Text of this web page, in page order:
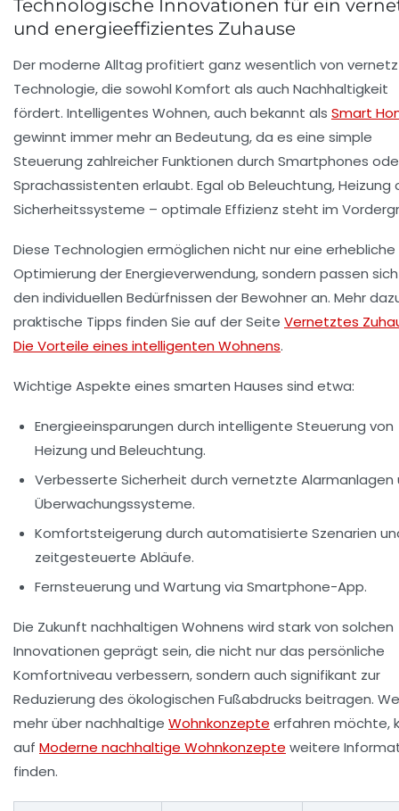
Technologische Innovationen für ein
und energieeffizientes Zuhause
Der moderne Alltag profitiert ganz wesentlich von
Technologie, die sowohl Komfort als auch Nachhaltigkeit
fördert. Intelligentes Wohnen, auch bekannt als Smart
gewinnt immer mehr an Bedeutung, da es eine simple
Steuerung zahlreicher Funktionen durch Smartphones
Sprachassistenten erlaubt. Egal ob Beleuchtung, Heizung
Sicherheitssysteme – optimale Effizienz steht im
Diese Technologien ermöglichen nicht nur eine erhebliche
Optimierung der Energieverwendung, sondern passen
den individuellen Bedürfnissen der Bewohner an. Mehr
praktische Tipps finden Sie auf der Seite Vernetztes
Die Vorteile eines intelligenten Wohnens.
Wichtige Aspekte eines smarten Hauses sind etwa:
Energieeinsparungen durch intelligente Steuerung von
Heizung und Beleuchtung.
Verbesserte Sicherheit durch vernetzte Alarmanlagen
Überwachungssysteme.
Komfortsteigerung durch automatisierte Szenarien
zeitgesteuerte Abläufe.
Fernsteuerung und Wartung via Smartphone-App.
Die Zukunft nachhaltigen Wohnens wird stark von solchen
Innovationen geprägt sein, die nicht nur das persönliche
Komfortniveau verbessern, sondern auch signifikant zur
Reduzierung des ökologischen Fußabdrucks beitragen.
mehr über nachhaltige Wohnkonzepte erfahren möchte,
auf Moderne nachhaltige Wohnkonzepte weitere
finden.